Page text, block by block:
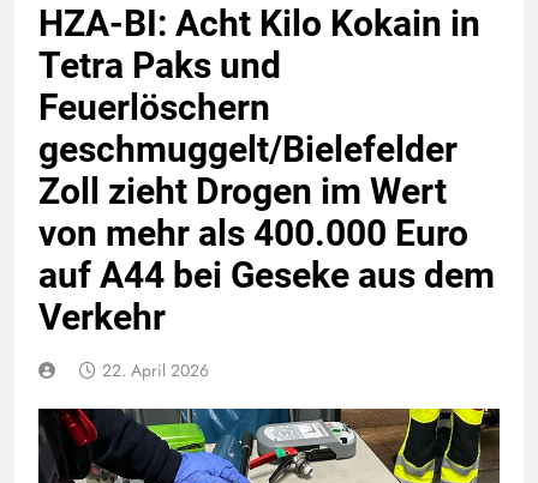
HZA-BI: Acht Kilo Kokain in
Tetra Paks und
Feuerlöschern
geschmuggelt/Bielefelder
Zoll zieht Drogen im Wert
von mehr als 400.000 Euro
auf A44 bei Geseke aus dem
Verkehr
22. April 2026